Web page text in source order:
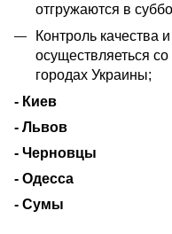
отгружаются в
Контроль качества
осуществляеться
городах Украины;
- Киев
- Львов
- Черновцы
- Одесса
- Сумы